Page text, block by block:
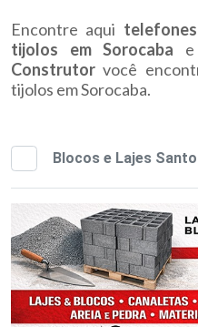
Encontre aqui
tijolos em Sorocaba e
Construtor você
tijolos em Sorocaba.
Blocos e Lajes